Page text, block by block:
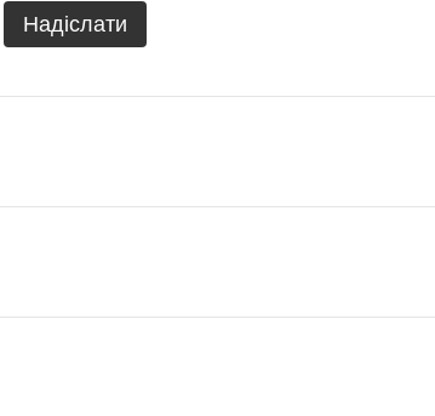
Надіслати